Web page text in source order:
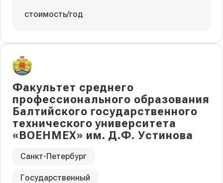
стоимость/год
Факультет среднего
профессионального образования
Балтийского государственного
технического университета
«ВОЕНМЕХ» им. Д.Ф. Устинова
Санкт-Петербург
Государственный